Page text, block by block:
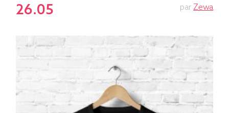
26.05 par Zewa